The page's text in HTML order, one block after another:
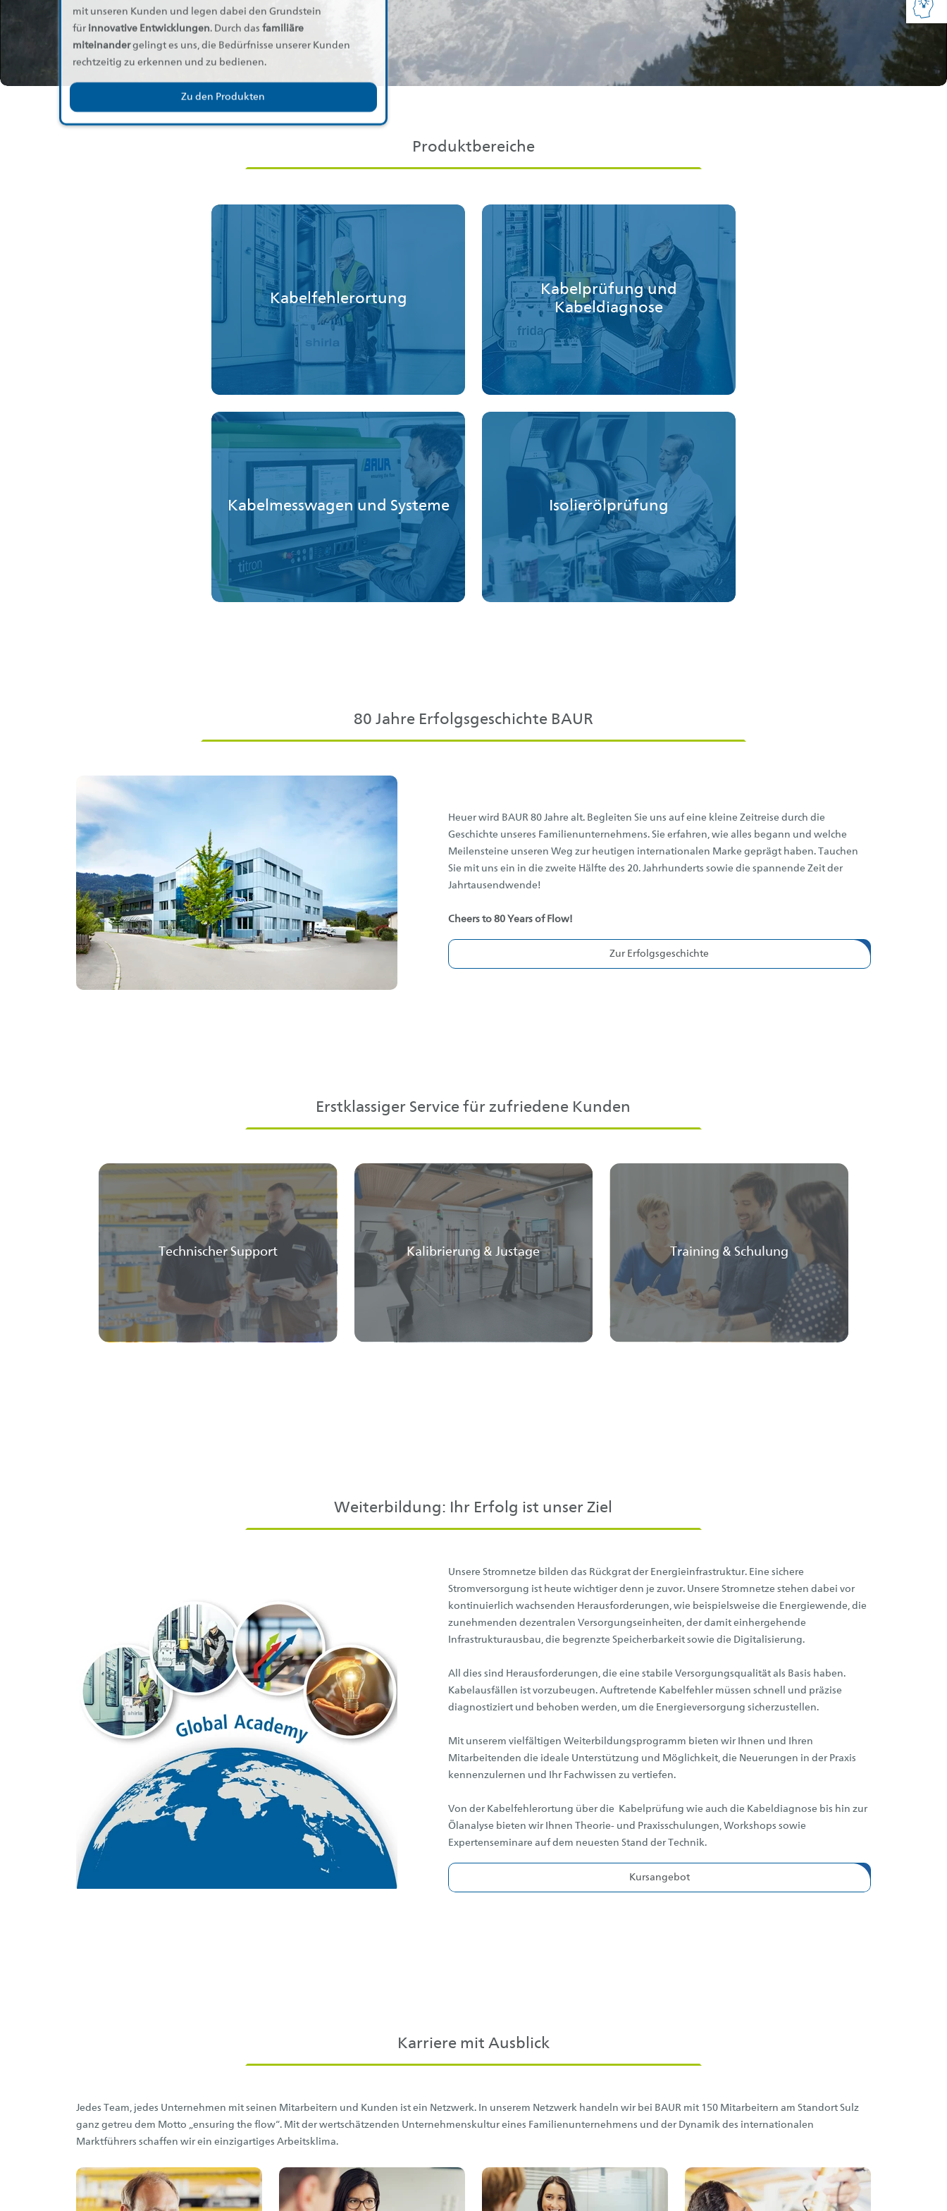
mit unseren Kunden und legen dabei den Grundstein
für innovative Entwicklungen. Durch das familiäre
miteinandergelingt es uns, die Bedürfnisse unserer Kunden
rechtzeitig zu erkennen und zu bedienen.
Zu den Produkten
Produktbereiche
Kabelfehlerortung
Kabelprüfung und
Kabeldiagnose
Kabelmesswagen und Systeme Isolierölprüfung
80 Jahre Erfolgsgeschichte BAUR
Heuer wird BAUR 80 Jahre alt. Begleiten Sie uns auf eine kleine Zeitreise durch die
Geschichte unseres Familienunternehmens. Sie erfahren, wie alles begann und welche
Meilensteine unseren Weg zur heutigen internationalen Marke geprägt haben. Tauchen
Sie mit uns ein in die zweite Hälfte des 20. Jahrhunderts sowie die spannende Zeit der
Jahrtausendwende!
Cheers to 80 Years of Flow!
Zur Erfolgsgeschichte
Erstklassiger Service für zufriedene Kunden
Technischer Support Kalibrierung & Justage Training & Schulung
Weiterbildung: Ihr Erfolg ist unser Ziel
Unsere Stromnetze bilden das Rückgrat der Energieinfrastruktur. Eine sichere
Stromversorgung ist heute wichtiger denn je zuvor. Unsere Stromnetze stehen dabei vor
kontinuierlich wachsenden Herausforderungen, wie beispielsweise die Energiewende, die
zunehmenden dezentralen Versorgungseinheiten, der damit einhergehende
Infrastrukturausbau, die begrenzte Speicherbarkeit sowie die Digitalisierung.
All dies sind Herausforderungen, die eine stabile Versorgungsqualität als Basis haben.
Kabelausfällen ist vorzubeugen. Auftretende Kabelfehler müssen schnell und präzise
diagnostiziert und behoben werden, um die Energieversorgung sicherzustellen.
Mit unserem vielfältigen Weiterbildungsprogramm bieten wir Ihnen und Ihren
Mitarbeitenden die ideale Unterstützung und Möglichkeit, die Neuerungen in der Praxis
kennenzulernen und Ihr Fachwissen zu vertiefen.
Von der Kabelfehlerortung über die Kabelprüfung wie auch die Kabeldiagnose bis hin zur
Ölanalyse bieten wir Ihnen Theorie- und Praxisschulungen, Workshops sowie
Expertenseminare auf dem neuesten Stand der Technik.
Kursangebot
Karriere mit Ausblick
Jedes Team, jedes Unternehmen mit seinen Mitarbeitern und Kunden ist ein Netzwerk. In unserem Netzwerk handeln wir bei BAUR mit 150 Mitarbeitern am Standort Sulz
ganz getreu dem Motto „ensuring the flow“. Mit der wertschätzenden Unternehmenskultur eines Familienunternehmens und der Dynamik des internationalen
Marktführers schaffen wir ein einzigartiges Arbeitsklima.